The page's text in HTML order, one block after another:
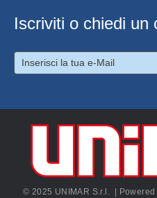
Iscriviti o chiedi un
© 2025 UNIMAR S.r.l. |